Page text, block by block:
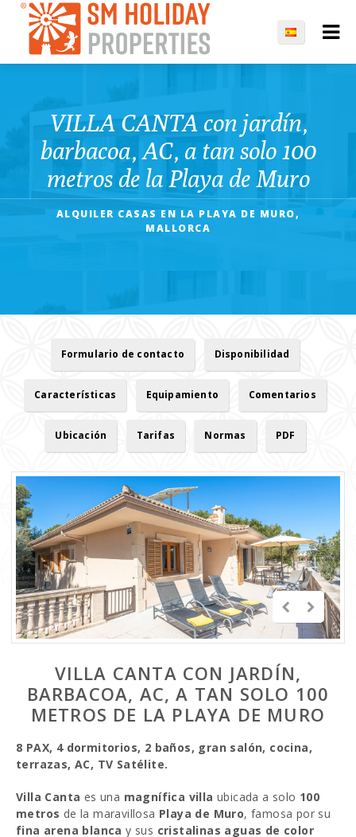
VILLA CANTA con jardín,
barbacoa, AC, a tan solo 100
metros de la Playa de Muro
ALQUILER CASAS EN LA PLAYA DE MURO,
MALLORCA
Formulario de contacto Disponibilidad
Características Equipamiento Comentarios
Ubicación Tarifas Normas PDF
VILLA CANTA CON JARDÍN,
BARBACOA, AC, A TAN SOLO 100
METROS DE LA PLAYA DE MURO
8 PAX, 4 dormitorios, 2 baños, gran salón, cocina,
terrazas, AC, TV Satélite.
Villa Canta es una magnífica villa ubicada a solo 100
metros de la maravillosa Playa de Muro, famosa por su
fina arena blanca y sus cristalinas aguas de color